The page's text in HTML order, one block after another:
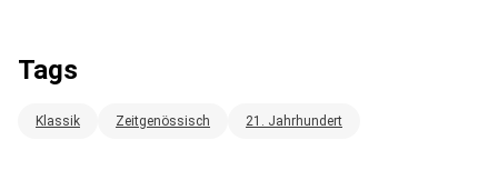
Tags
Klassik Zeitgenössisch 21. Jahrhundert